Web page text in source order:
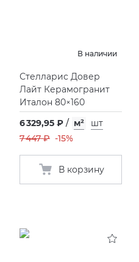
В наличии
Стелларис Довер
Лайт Керамогранит
Италон 80×160
6 329,95 ₽ / м²
шт
7 447 ₽ -15%
В корзину